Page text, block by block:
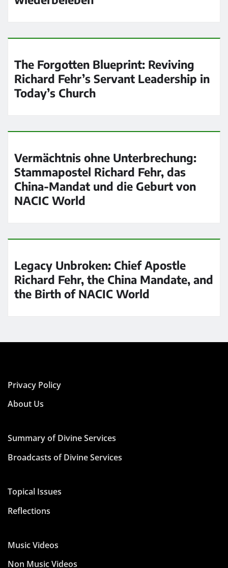
The Forgotten Blueprint: Reviving
Richard Fehr’s Servant Leadership in
Today’s Church
Vermächtnis ohne Unterbrechung:
Stammapostel Richard Fehr, das
China-Mandat und die Geburt von
NACIC World
Legacy Unbroken: Chief Apostle
Richard Fehr, the China Mandate, and
the Birth of NACIC World
Privacy Policy
About Us
Summary of Divine Services
Broadcasts of Divine Services
Topical Issues
Reflections
Music Videos
Non Music Videos